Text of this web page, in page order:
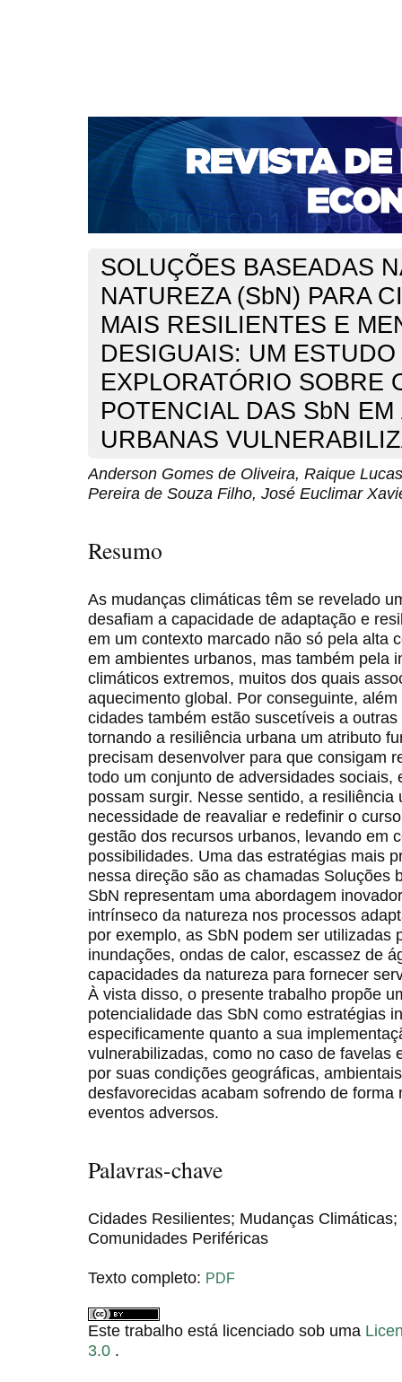
CAPA SOBRE ACESSO CADASTRO
NOTÍCIAS
PORTAL DE REVISTAS DA UNIFACS
BASES DE DADOS E INDEXADORES
Capa 2023 Oliveira
SOLUÇÕES BASEADAS
NATUREZA (SbN) PARA
MAIS RESILIENTES E
DESIGUAIS: UM ESTUDO
EXPLORATÓRIO SOBRE
POTENCIAL DAS SbN EM
URBANAS
Anderson Gomes de Oliveira, Raique
Pereira de Souza Filho, José Euclimar
Resumo
As mudanças climáticas têm se revelado
desafiam a capacidade de adaptação e
em um contexto marcado não só pela alta
em ambientes urbanos, mas também pela
climáticos extremos, muitos dos quais
aquecimento global. Por conseguinte,
cidades também estão suscetíveis a
tornando a resiliência urbana um atributo
precisam desenvolver para que consigam
todo um conjunto de adversidades sociais,
possam surgir. Nesse sentido, a resiliência
necessidade de reavaliar e redefinir o
gestão dos recursos urbanos, levando em
possibilidades. Uma das estratégias mais
nessa direção são as chamadas Soluções
SbN representam uma abordagem
intrínseco da natureza nos processos
por exemplo, as SbN podem ser utilizadas
inundações, ondas de calor, escassez de
capacidades da natureza para fornecer
À vista disso, o presente trabalho propõe
potencialidade das SbN como estratégias
especificamente quanto a sua
vulnerabilizadas, como no caso de favelas
por suas condições geográficas,
desfavorecidas acabam sofrendo de forma
eventos adversos.
Palavras-chave
Cidades Resilientes; Mudanças
Comunidades Periféricas
Texto completo: PDF
Este trabalho está licenciado sob uma
3.0 .